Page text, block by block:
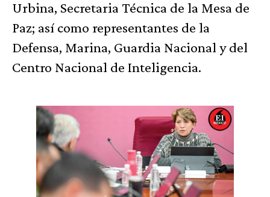
Urbina, Secretaria Técnica de la Mesa de
Paz; así como representantes de la
Defensa, Marina, Guardia Nacional y del
Centro Nacional de Inteligencia.